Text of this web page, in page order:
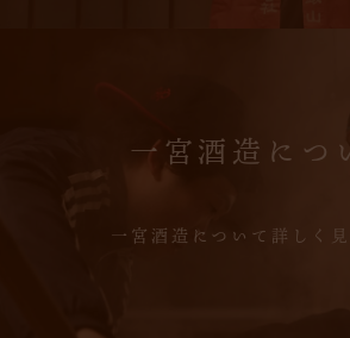
一宮酒造につ
一宮酒造について詳しく